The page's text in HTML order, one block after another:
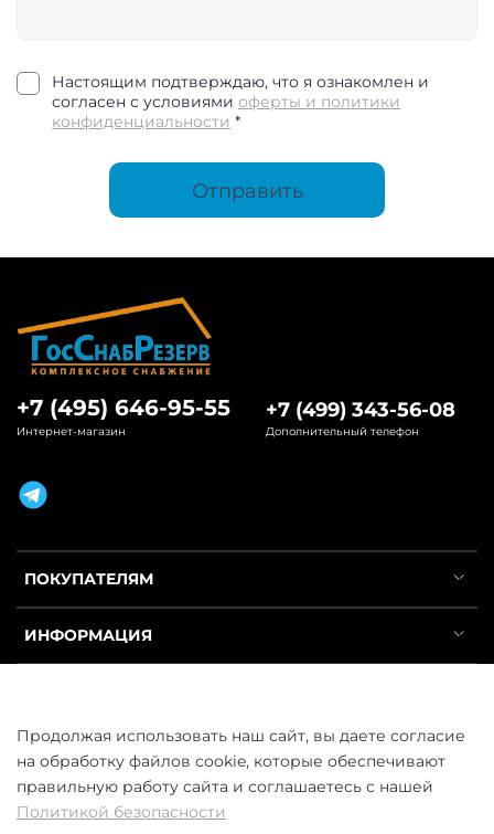
Настоящим подтверждаю, что я ознакомлен и
согласен с условиямиоферты и политики
конфиденциальности *
Отправить
ПОКУПАТЕЛЯМ
ИНФОРМАЦИЯ
+7 (495) 646-95-55
Интернет-магазин
+7 (499) 343-56-08
Дополнительный телефон
ООО «ГосСнабРезерв» © 2013–2026 - Продажа труб оптом и в
Продолжая использовать наш сайт, вы даете согласие
на обработку файлов cookie, которые обеспечивают
правильную работу сайта и соглашаетесь с нашей
Политикой безопасности